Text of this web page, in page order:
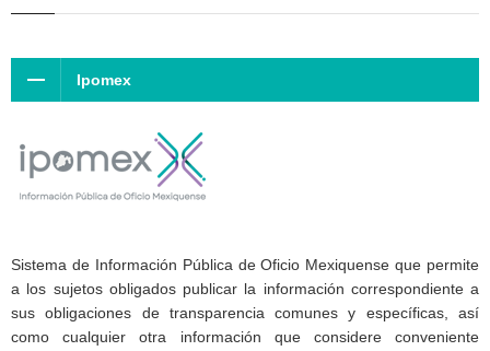
Ipomex
Sistema de Información Pública de Oficio Mexiquense que permite
a los sujetos obligados publicar la información correspondiente a
sus obligaciones de transparencia comunes y específicas, así
como cualquier otra información que considere conveniente